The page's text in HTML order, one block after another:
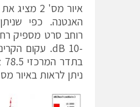
איור מס' 2
האנטנה. כפי
רוחב סרט מספיק
ניתן לראות באיור מס'